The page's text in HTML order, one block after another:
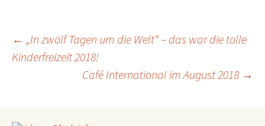
Beitragsnavigation
← „In zwölf Tagen um die Welt“ – das war die tolle
Kinderfreizeit 2018!
Café International im August 2018 →